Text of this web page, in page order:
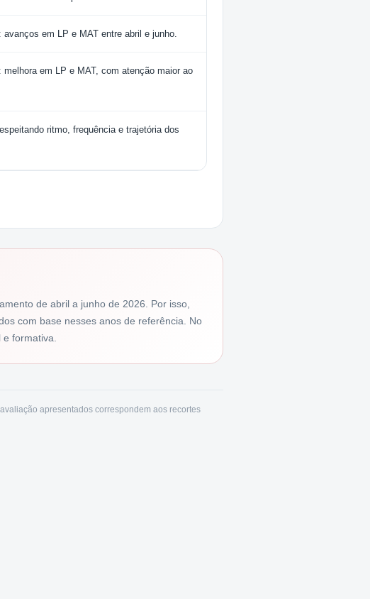
avanços em LP e MAT entre abril e junho.
melhora em LP e MAT, com atenção maior ao
ritmo, frequência e trajetória dos
de abril a junho de 2026. Por isso,
com base nesses anos de referência. No
formativa.
apresentados correspondem aos recortes